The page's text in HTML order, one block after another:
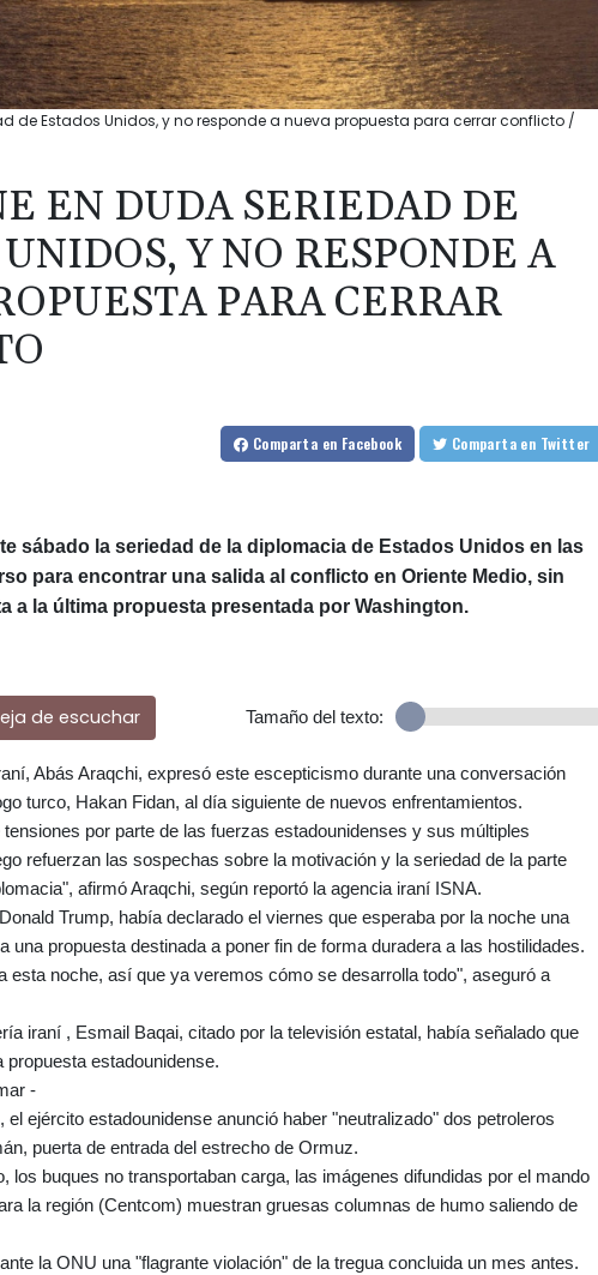
de Estados Unidos, y no responde a nueva propuesta para cerrar conflicto /
EN DUDA SERIEDAD DE
Y NO RESPONDE A
PARA CERRAR
Comparta en Facebook Comparta en Twitter
sábado la seriedad de la diplomacia de Estados Unidos en las
para encontrar una salida al conflicto en Oriente Medio, sin
a la última propuesta presentada por Washington.
de escuchar Tamaño del texto:
Abás Araqchi, expresó este escepticismo durante una conversación
turco, Hakan Fidan, al día siguiente de nuevos enfrentamientos.
por parte de las fuerzas estadounidenses y sus múltiples
refuerzan las sospechas sobre la motivación y la seriedad de la parte
afirmó Araqchi, según reportó la agencia iraní ISNA.
Trump, había declarado el viernes que esperaba por la noche una
una propuesta destinada a poner fin de forma duradera a las hostilidades.
esta noche, así que ya veremos cómo se desarrolla todo", aseguró a
iraní , Esmail Baqai, citado por la televisión estatal, había señalado que
propuesta estadounidense.
-
el ejército estadounidense anunció haber "neutralizado" dos petroleros
puerta de entrada del estrecho de Ormuz.
los buques no transportaban carga, las imágenes difundidas por el mando
la región (Centcom) muestran gruesas columnas de humo saliendo de
la ONU una "flagrante violación" de la tregua concluida un mes antes.